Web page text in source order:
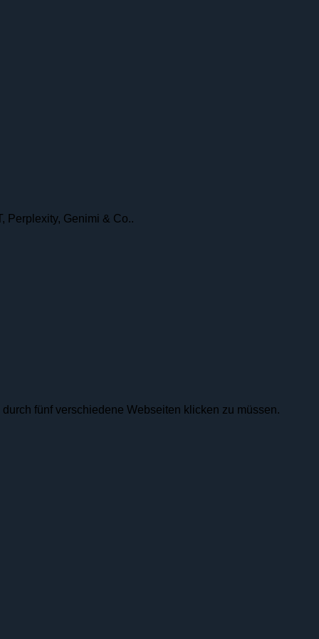
Perplexity, Genimi & Co..
fünf verschiedene Webseiten klicken zu müssen.